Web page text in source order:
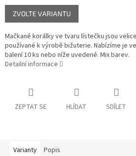
Měrná
cena:
ZVOLTE VARIANTU
Mačkané korálky ve tvaru lístečku jsou
používané k výrobě bižuterie. Nabízíme je
balení 10 ks nebo níže uvedené. Mix barev.
Detailní informace
ZEPTAT SE HLÍDAT SDÍLET
Varianty Popis